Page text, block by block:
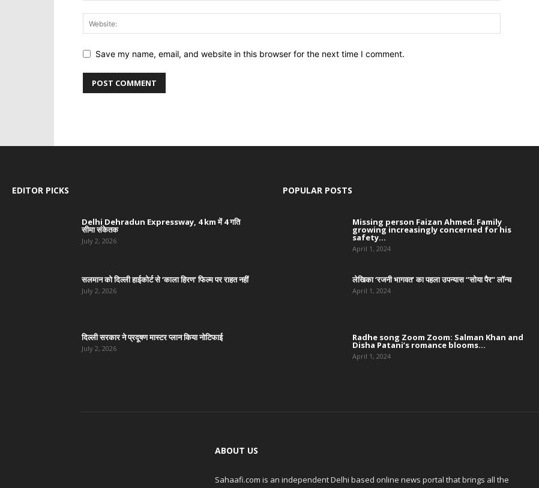
Save my name, email, and website in this browser for the next time I comment.
EDITOR PICKS
Delhi Dehradun Expressway, 4 km में 4 गति
सीमा संकेतक
July 2, 2026
सलमान को दिल्ली हाईकोर्ट से ‘काला हिरण’ फिल्म पर राहत नहीं
July 2, 2026
दिल्ली सरकार ने प्रदूषण मास्टर प्लान किया नोटिफाई
July 2, 2026
POPULAR POSTS
Missing person Faizan Ahmed: Family
growing increasingly concerned for his
safety...
April 1, 2024
लेखिका ‘रजनी भागवत’ का पहला उपन्यास “सोया पैर” लॉन्च
April 1, 2024
Radhe song Zoom Zoom: Salman Khan and
Disha Patani’s romance blooms...
April 1, 2024
ABOUT US
Sahaafi.com is an independent Delhi based online news portal that brings all the